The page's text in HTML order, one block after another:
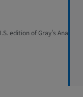
edition of Gray's Ana